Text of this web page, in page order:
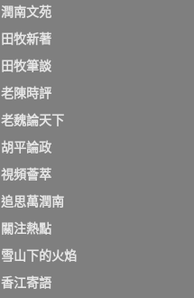
潤南文苑
田牧新著
田牧筆談
老陳時評
老魏論天下
胡平論政
視頻薈萃
追思萬潤南
關注熱點
雪山下的火焰
香江寄語